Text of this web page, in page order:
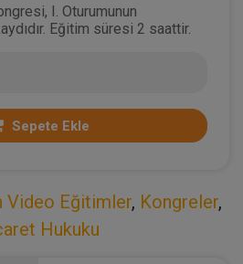
I. Oturumunun
Eğitim süresi 2 saattir.
Sepete Ekle
Video Eğitimler, Kongreler,
Hukuku